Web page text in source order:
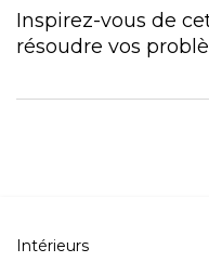
Inspirez-vous de
résoudre vos
Intérieurs